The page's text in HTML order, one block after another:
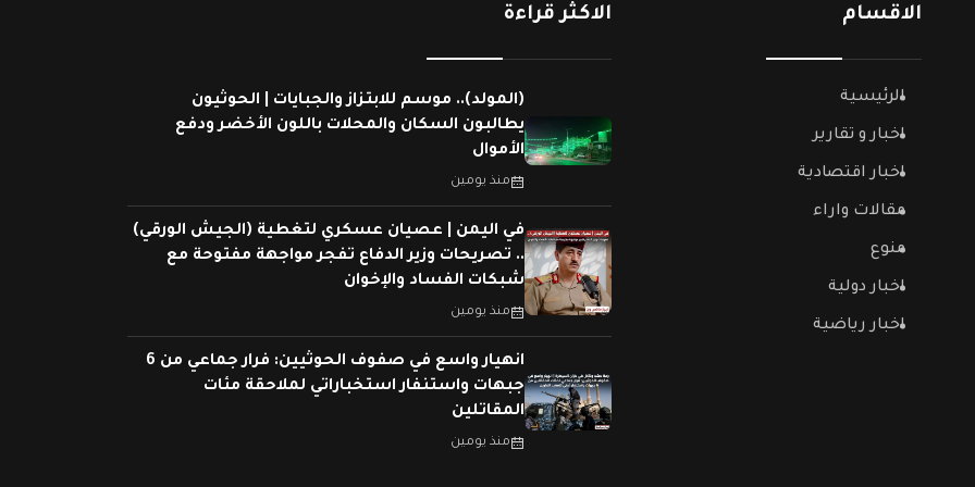
الاقسام
الرئيسية
اخبار و تقارير
اخبار اقتصادية
مقالات واراء
منوع
اخبار دولية
اخبار رياضية
الاكثر قراءة
(المولد).. موسم للابتزاز والجبايات | الحوثيون
يطالبون السكان والمحلات باللون الأخضر ودفع
الأموال
منذ يومين
في اليمن | عصيان عسكري لتغطية (الجيش الورقي)
.. تصريحات وزير الدفاع تفجر مواجهة مفتوحة مع
شبكات الفساد والإخوان
منذ يومين
انهيار واسع في صفوف الحوثيين: فرار جماعي من 6
جبهات واستنفار استخباراتي لملاحقة مئات
المقاتلين
منذ يومين